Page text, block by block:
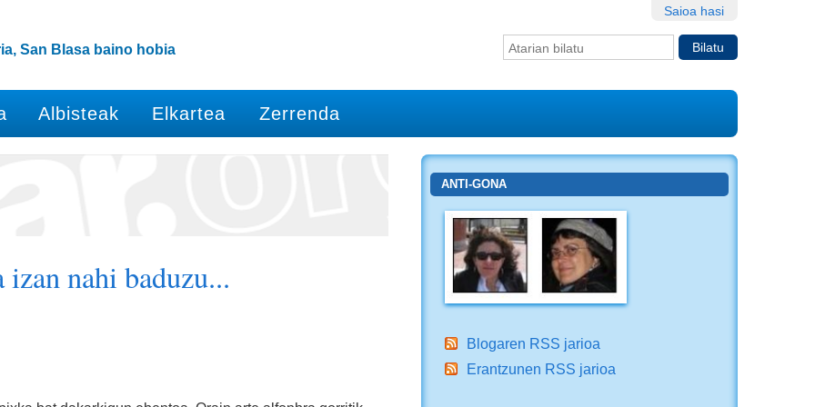
Saioa hasi
Bilatu atarian
San Blasa baino hobia
Albisteak Elkartea Zerrenda
nahi baduzu...
ANTI-GONA
Blogaren RSS jarioa
Erantzunen RSS jarioa